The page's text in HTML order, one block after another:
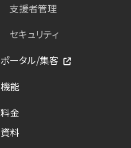
支援者管理
セキュリティ
ポータル/集客
機能
料金
資料